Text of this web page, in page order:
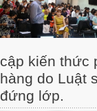
cập kiến thức
hàng do Luật
đứng lớp.